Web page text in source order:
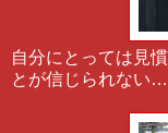
自分にとっては見
とが信じられない…